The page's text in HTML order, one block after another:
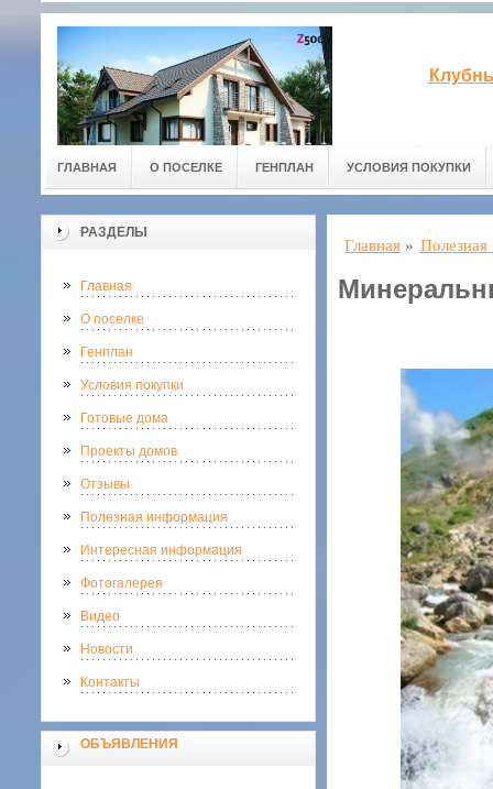
ГЛАВНАЯ О ПОСЕЛКЕ ГЕНПЛАН УСЛОВИЯ ПОКУПКИ
РАЗДЕЛЫ
Главная
О поселке
Генплан
Условия покупки
Готовые дома
Проекты домов
Отзывы
Полезная информация
Интересная информация
Фотогалерея
Видео
Новости
Контакты
ОБЪЯВЛЕНИЯ
Главная »